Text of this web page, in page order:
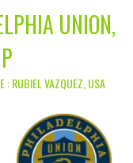
UNION,
: RUBIEL VAZQUEZ, USA